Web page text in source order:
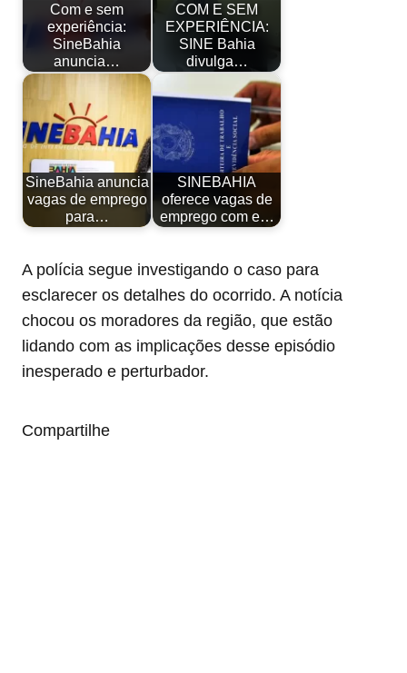
Com e sem
experiência:
SineBahia
anuncia…
COM E SEM
EXPERIÊNCIA:
SINE Bahia
divulga…
SineBahia anuncia
vagas de emprego
para…
SINEBAHIA
oferece vagas de
emprego com e…
A polícia segue investigando o caso para
esclarecer os detalhes do ocorrido. A notícia
chocou os moradores da região, que estão
lidando com as implicações desse episódio
inesperado e perturbador.
Compartilhe